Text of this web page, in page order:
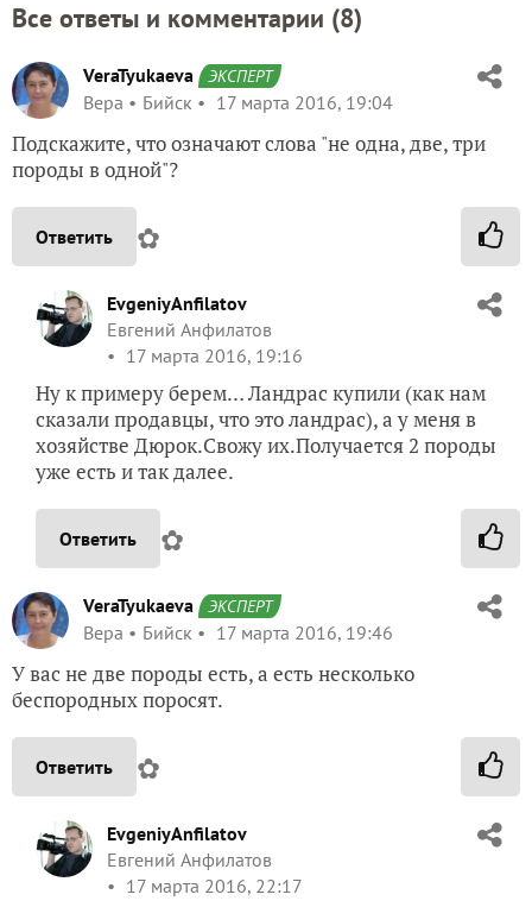
Все ответы и комментарии (8)
VeraTyukaeva ЭКСПЕРТ
Вера Бийск 17 марта 2016, 19:04
Подскажите, что означают слова "не одна, две, три
породы в одной"?
Ответить ✿
EvgeniyAnfilatov
Евгений Анфилатов
17 марта 2016, 19:16
Ну к примеру берем… Ландрас купили (как нам
сказали продавцы, что это ландрас), а у меня в
хозяйстве Дюрок.Свожу их.Получается 2 породы
уже есть и так далее.
Ответить ✿
VeraTyukaeva ЭКСПЕРТ
Вера Бийск 17 марта 2016, 19:46
У вас не две породы есть, а есть несколько
беспородных поросят.
Ответить ✿
EvgeniyAnfilatov
Евгений Анфилатов
17 марта 2016, 22:17